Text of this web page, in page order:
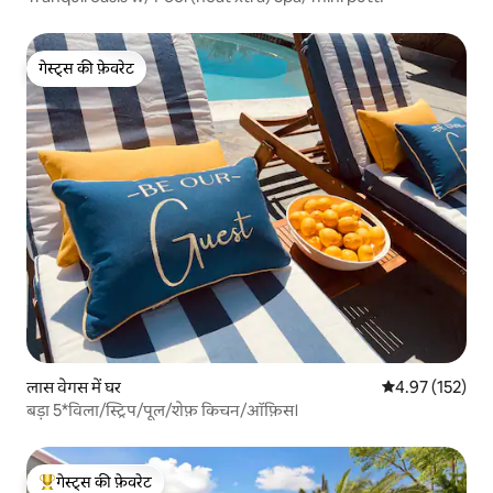
गेस्ट्स की फ़ेवरेट
गेस्ट्स की फ़ेवरेट
लास वेगस में घर औसत रेटिंग 5 में से
4.97 (152)
बड़ा 5*विला/स्ट्रिप/पूल/शेफ़ किचन/ऑफ़िस।
गेस्ट्स की फ़ेवरेट